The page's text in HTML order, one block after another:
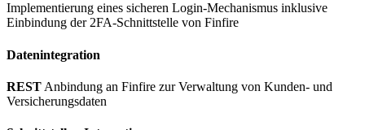
Implementierung eines sicheren Login-Mechanismus inklusive
Einbindung der 2FA-Schnittstelle von Finfire
Datenintegration
REST Anbindung an Finfire zur Verwaltung von Kunden- und
Versicherungsdaten